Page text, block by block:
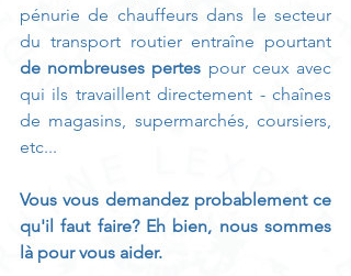
pénurie de chauffeurs dans le secteur
de nombreuses pertes pour ceux avec
qui ils travaillent directement - chaînes
de magasins, supermarchés, coursiers,
etc...
Vous vous demandez probablement ce
qu'il faut faire? Eh bien, nous sommes
là pour vous aider.